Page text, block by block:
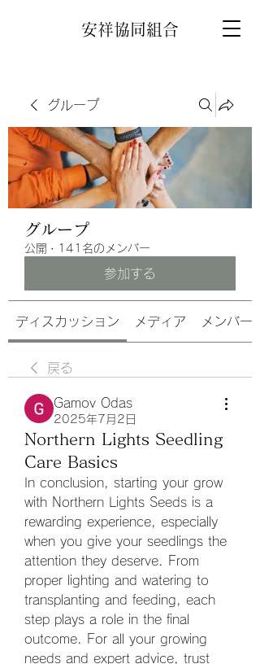
安祥協同組合
グループ
グループ
公開 · 141名のメンバー
参加する
ディスカッション メディア メンバー
戻る
Gamov Odas
2025年7月2日
Northern Lights Seedling
Care Basics
In conclusion, starting your grow
with Northern Lights Seeds is a
rewarding experience, especially
when you give your seedlings the
attention they deserve. From
proper lighting and watering to
transplanting and feeding, each
step plays a role in the final
outcome. For all your growing